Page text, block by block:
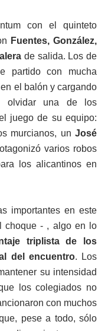
con el quinteto
Fuentes, González,
de salida. Los de
partido con mucha
el balón y cargando
olvidar una de los
juego de su equipo:
murcianos, unJosé
varios robos
los alicantinos en
importantes en este
choque - , algo en lo
triplista de los
del encuentro. Los
su intensidad
los colegiados no
con muchos
pese a todo, sólo